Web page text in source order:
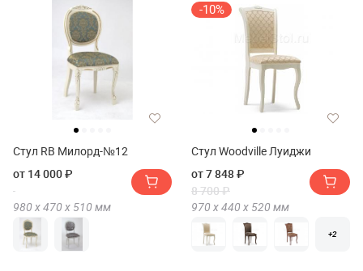
Стул RB Милорд-№12
от 14 000 ₽
980 х470 х 510 мм
-10%
Стул Woodville Луиджи
от 7 848 ₽
8 700 ₽
970 х440 х 520 мм
+2